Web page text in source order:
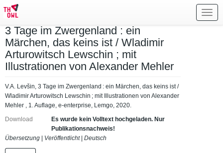
3 Tage im Zwergenland : ein
Märchen, das keins ist / Wladimir
Arturowitsch Lewschin ; mit
Illustrationen von Alexander Mehler
V.A. Levšin, 3 Tage im Zwergenland : ein Märchen, das keins ist /
Wladimir Arturowitsch Lewschin ; mit Illustrationen von Alexander
Mehler , 1. Auflage, e-enterprise, Lemgo, 2020.
Download
Es wurde kein Volltext hochgeladen. Nur
Publikationsnachweis!
Übersetzung
Veröffentlicht| Deutsch